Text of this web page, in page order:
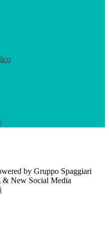
by Gruppo Spaggiari
& New Social Media